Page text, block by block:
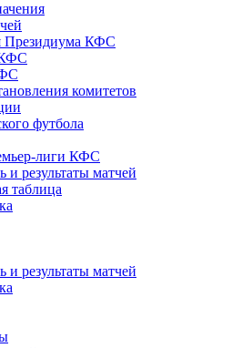
Президиума КФС
комитетов
футбола
лиги КФС
и результаты матчей
таблица
и результаты матчей